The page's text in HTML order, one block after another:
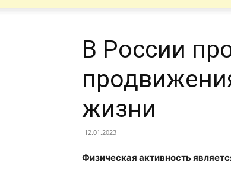
В России
жизни
12.01.2023
Физическая активность